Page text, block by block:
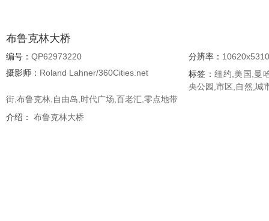
布鲁克林大桥
编号： QP62973220 分辨率： 10620x5310
摄影师： Roland Lahner/360Cities.net 标签：纽约,美国,曼
央公园,市区,自然,城
街,布鲁克林,自由岛,时代广场,百老汇,零点地带
介绍：
布鲁克林大桥